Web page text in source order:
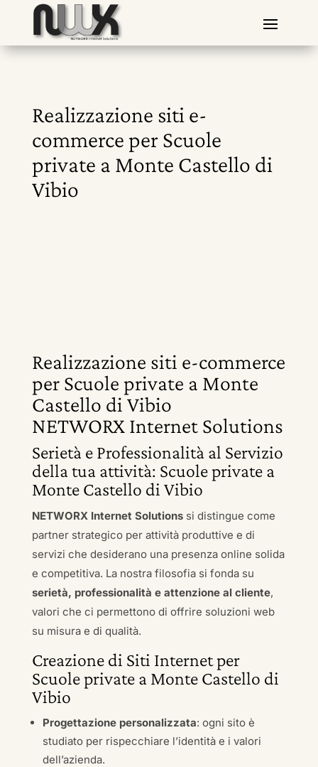
Realizzazione siti e-
commerce per Scuole
private a Monte Castello di
Vibio
Realizzazione siti e-commerce
per Scuole private a Monte
Castello di Vibio
NETWORX Internet Solutions
Serietà e Professionalità al Servizio
della tua attività: Scuole private a
Monte Castello di Vibio
NETWORX Internet Solutionssi distingue come
partner strategico per attività produttive e di
servizi che desiderano una presenza online solida
e competitiva. La nostra filosofia si fonda su
serietà, professionalità e attenzione al cliente,
valori che ci permettono di offrire soluzioni web
su misura e di qualità.
Creazione di Siti Internet per
Scuole private a Monte Castello di
Vibio
Progettazione personalizzata: ogni sito è
studiato per rispecchiare l’identità e i valori
dell’azienda.